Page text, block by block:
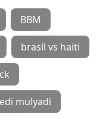
BBM
brasil vs haiti
mulyadi